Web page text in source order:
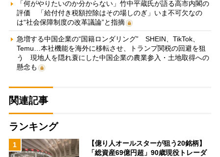
「何がやりたいのか分からない」竹中平蔵氏が語る高市内閣の
評価 「給付付き税額控除はその場しのぎ」いま不可欠なの
は“社会保障制度の改革議論”と指摘
急増する中国企業の“国籍ロンダリング” SHEIN、TikTok、
Temu…本社機能を海外に移転させ、トランプ関税の回避を狙
う 現地人を隠れ蓑にした中国企業の農業参入・土地取得への
懸念も
関連記事
ランキング
1
【億り人オールスターが狙う20銘柄】
「総資産69億円超」90歳現役トレーダ